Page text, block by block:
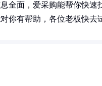
全面，爱采购能帮你快速
你有帮助，各位老板快去